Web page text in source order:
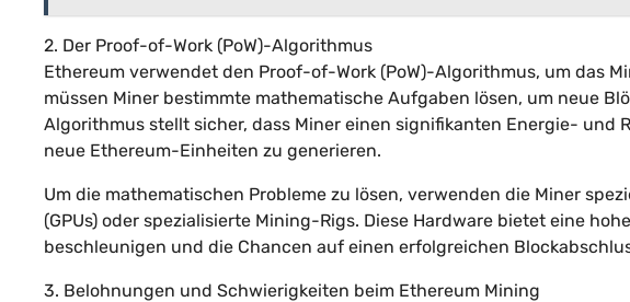
2. Der Proof-of-Work (PoW)-Algorithmus
Ethereum verwendet den Proof-of-Work (PoW)-Algorithmus, um das
müssen Miner bestimmte mathematische Aufgaben lösen, um neue
Algorithmus stellt sicher, dass Miner einen signifikanten Energie- und
neue Ethereum-Einheiten zu generieren.
Um die mathematischen Probleme zu lösen, verwenden die Miner
(GPUs) oder spezialisierte Mining-Rigs. Diese Hardware bietet eine
beschleunigen und die Chancen auf einen erfolgreichen
3. Belohnungen und Schwierigkeiten beim Ethereum Mining